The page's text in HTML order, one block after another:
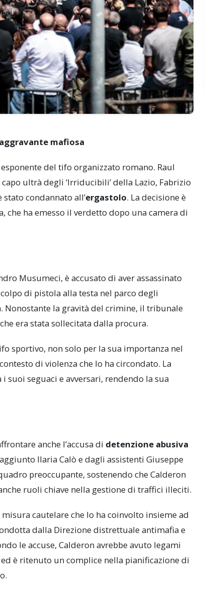
mafiosa
del tifo organizzato romano. Raul
ultrà degli ‘Irriducibili’ della Lazio, Fabrizio
condannato all’ergastolo. La decisione è
che ha emesso il verdetto dopo una camera di
Musumeci, è accusato di aver assassinato
di pistola alla testa nel parco degli
la gravità del crimine, il tribunale
era stata sollecitata dalla procura.
sportivo, non solo per la sua importanza nel
di violenza che lo ha circondato. La
seguaci e avversari, rendendo la sua
anche l’accusa di detenzione abusiva
Ilaria Calò e dagli assistenti Giuseppe
preoccupante, sostenendo che Calderon
ruoli chiave nella gestione di traffici illeciti.
cautelare che lo ha coinvolto insieme ad
dalla Direzione distrettuale antimafia e
le accuse, Calderon avrebbe avuto legami
è ritenuto un complice nella pianificazione di